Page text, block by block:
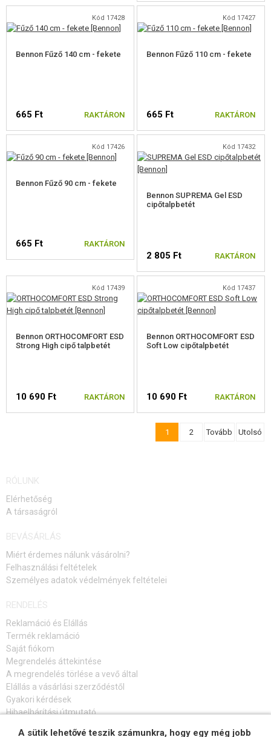
VÁLASSZON MÉRETET
VÁLASSZON MÉRETET
Kód 17428
Bennon Fűző 140 cm - fekete
665 Ft RAKTÁRON
Kód 17427
Bennon Fűző 110 cm - fekete
665 Ft RAKTÁRON
Kód 17426
Bennon Fűző 90 cm - fekete
665 Ft RAKTÁRON
Kód 17432
Bennon SUPREMA Gel ESD
cipőtalpbetét
2 805 Ft RAKTÁRON
VÁLASSZON MÉRETET
Kód 17439
Bennon ORTHOCOMFORT ESD
Strong High cipő talpbetét
10 690 Ft RAKTÁRON
Kód 17437
Bennon ORTHOCOMFORT ESD
Soft Low cipőtalpbetét
10 690 Ft RAKTÁRON
VÁLASSZON MÉRETET
1 2 Tovább Utolsó
RÓLUNK
Elérhetőség
A társaságról
BEVÁSÁRLÁS
Miért érdemes nálunk vásárolni?
Felhasználási feltételek
Személyes adatok védelmények feltételei
RENDELÉS
Reklamáció és Elállás
Termék reklamáció
Saját fiókom
Megrendelés áttekintése
A megrendelés törlése a vevő által
Elállás a vásárlási szerződéstől
Gyakori kérdések
Hibaelhárítási útmutató
A sütik lehetővé teszik számunkra, hogy egy még jobb